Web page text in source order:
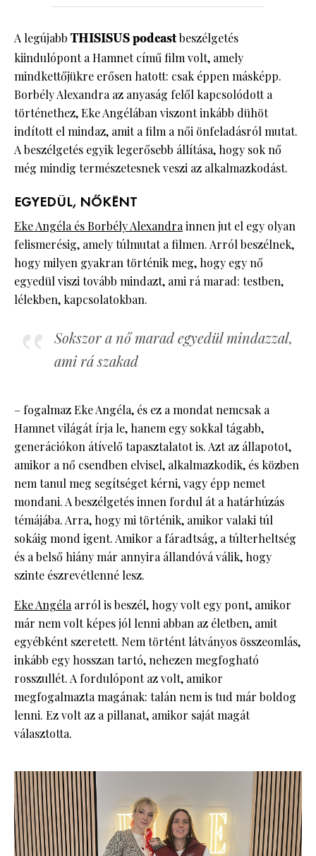
A legújabb THISISUS podcastbeszélgetés
kiindulópont a Hamnet című film volt, amely
mindkettőjükre erősen hatott: csak éppen másképp.
Borbély Alexandra az anyaság felől kapcsolódott a
történethez, Eke Angélában viszont inkább dühöt
indított el mindaz, amit a film a női önfeladásról mutat.
A beszélgetés egyik legerősebb állítása, hogy sok nő
még mindig természetesnek veszi az alkalmazkodást.
EGYEDÜL, NŐKÉNT
Eke Angéla és Borbély Alexandra innen jut el egy olyan
felismerésig, amely túlmutat a filmen. Arról beszélnek,
hogy milyen gyakran történik meg, hogy egy nő
egyedül viszi tovább mindazt, ami rá marad: testben,
lélekben, kapcsolatokban.
Sokszor a nő marad egyedül mindazzal,
ami rá szakad
– fogalmaz Eke Angéla, és ez a mondat nemcsak a
Hamnet világát írja le, hanem egy sokkal tágabb,
generációkon átívelő tapasztalatot is. Azt az állapotot,
amikor a nő csendben elvisel, alkalmazkodik, és közben
nem tanul meg segítséget kérni, vagy épp nemet
mondani. A beszélgetés innen fordul át a határhúzás
témájába. Arra, hogy mi történik, amikor valaki túl
sokáig mond igent. Amikor a fáradtság, a túlterheltség
és a belső hiány már annyira állandóvá válik, hogy
szinte észrevétlenné lesz.
Eke Angéla arról is beszél, hogy volt egy pont, amikor
már nem volt képes jól lenni abban az életben, amit
egyébként szeretett. Nem történt látványos összeomlás,
inkább egy hosszan tartó, nehezen megfogható
rosszullét. A fordulópont az volt, amikor
megfogalmazta magának: talán nem is tud már boldog
lenni. Ez volt az a pillanat, amikor saját magát
választotta.